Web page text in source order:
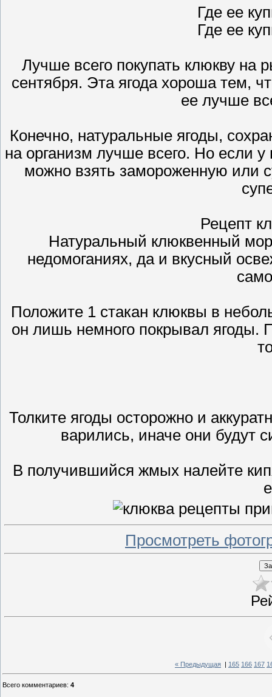
Где ее
Где ее
Лучше всего покупать клюкву на
сентября. Эта ягода хороша тем,
ее лучше
Конечно, натуральные ягоды,
на организм лучше всего. Но если
можно взять замороженную или
Рецепт
Натуральный клюквенный
недомоганиях, да и вкусный
Положите 1 стакан клюквы в
он лишь немного покрывал ягоды.
Толките ягоды осторожно и
варились, иначе они будут
В получившийся жмых налейте
Просмотреть
« Предыдущая 165 166 167
Всего комментариев: 4